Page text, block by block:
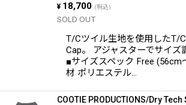
¥ 18,700 (税込)
SOLD OUT
T/Cツイル生地を使用したT/
Cap。 アジャスターでサイズ
■サイズスペック Free (56cm
材 ポリエステル…
COOTIE PRODUCTIONS/Dry Tech